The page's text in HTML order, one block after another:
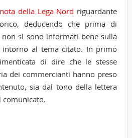
della Lega Nord riguardante
deducendo che prima di
si sono informati bene sulla
intorno al tema citato. In primo
di dire che le stesse
dei commercianti hanno preso
sia dal tono della lettera
comunicato.